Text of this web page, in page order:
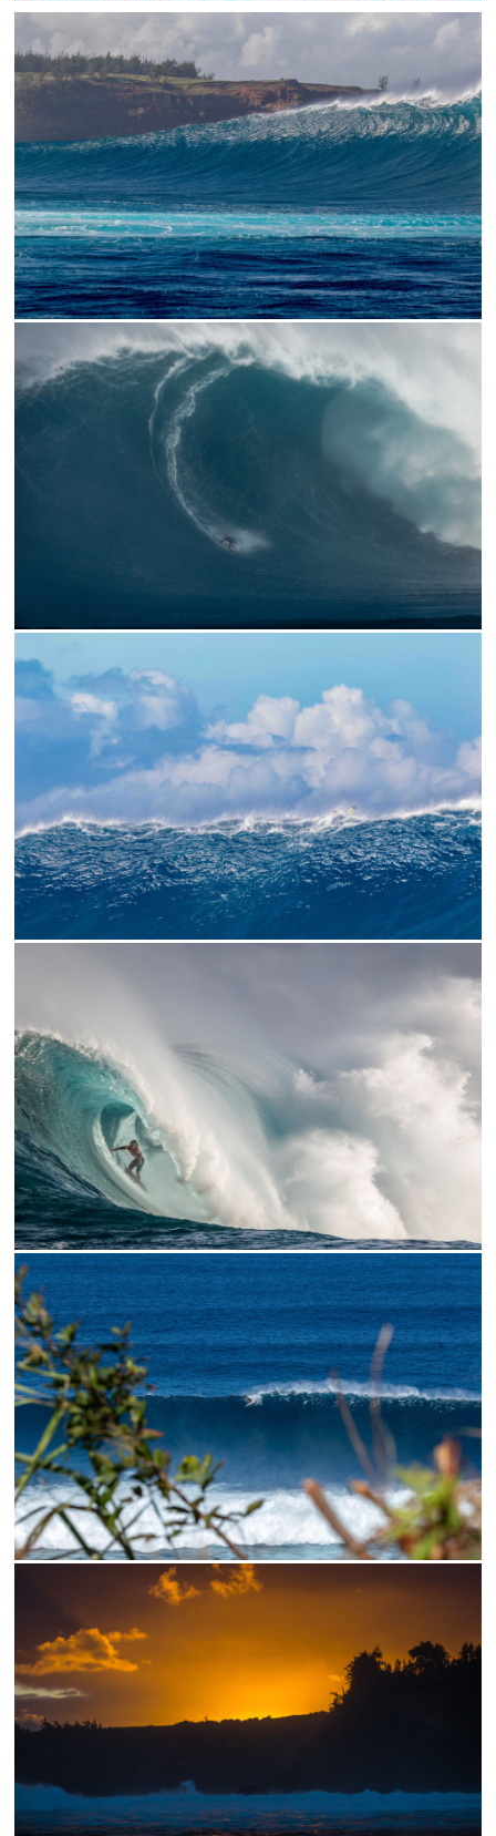
// DA LEFT
// XXL PEAHI 2018
// INTO THE SKY
// KAI BARREL
// THE CLIFF
// SUNRISE PEAHI